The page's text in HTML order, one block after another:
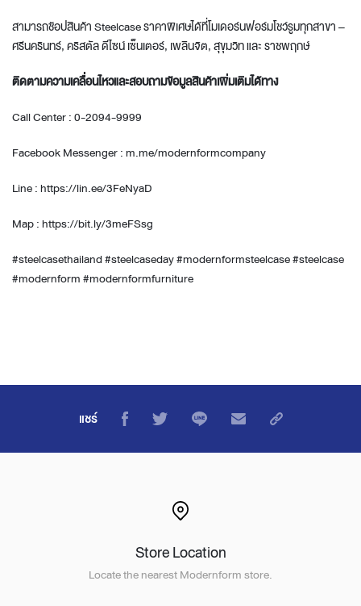
สามารถช้อปสินค้า Steelcase ราคาพิเศษได้ที่โมเดอร์นฟอร์มโชว์รูมทุกสาขา –
ศรีนครินทร์, คริสตัล ดีไซน์ เซ็นเตอร์, เพลินจิต, สุขุมวิท และ ราชพฤกษ์
ติดตามความเคลื่อนไหวและสอบถามข้อมูลสินค้าเพิ่มเติมได้ทาง
Call Center : 0-2094-9999
Facebook Messenger : m.me/modernformcompany
Line : https://lin.ee/3FeNyaD
Map : https://bit.ly/3meFSsg
#steelcasethailand #steelcaseday #modernformsteelcase #steelcase
#modernform #modernformfurniture
แชร์
Store Location
Locate the nearest Modernform store.